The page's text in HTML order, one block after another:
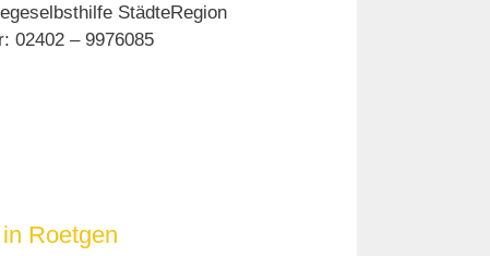
StädteRegion
02402 – 9976085
Roetgen